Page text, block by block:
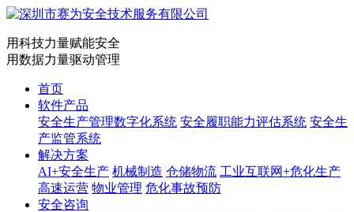
用科技力量赋能安全
用数据力量驱动管理
首页
软件产品
安全生产管理数字化系统 安全履职能力评估系统 安全生
产监管系统
解决方案
AI+安全生产 机械制造 仓储物流 工业互联网+危化生产
高速运营 物业管理 危化事故预防
安全咨询